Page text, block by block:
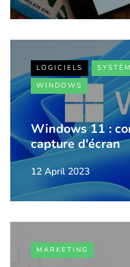
LOGICIELS
WINDOWS
Windows 11 :
capture d'écran
12 April 2023
MARKETING